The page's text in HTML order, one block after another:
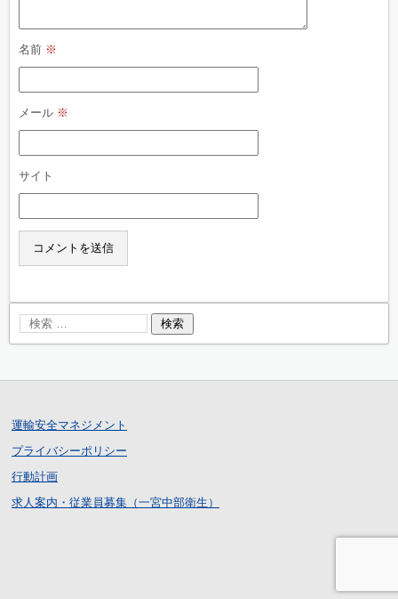
名前 ※
メール ※
サイト
運輸安全マネジメント
プライバシーポリシー
行動計画
求人案内・従業員募集（一宮中部衛生）